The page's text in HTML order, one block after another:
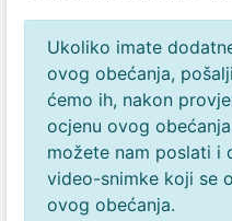
Ukoliko imate
ovog obećanja,
ćemo ih, nakon
ocjenu ovog
možete nam poslati i
video-snimke koji se
ovog obećanja.